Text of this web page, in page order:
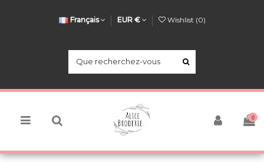
Français EUR € Wishlist (0)
0